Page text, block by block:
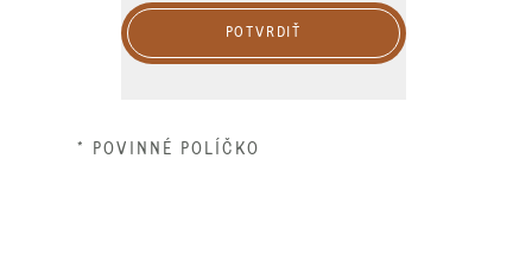
POTVRDIŤ
* POVINNÉ POLÍČKO